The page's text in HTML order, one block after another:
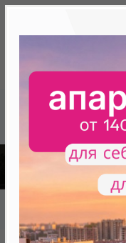
Скидки на
База
29.1 "Копенгаген",